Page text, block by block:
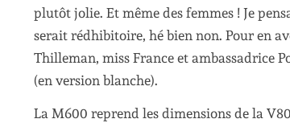
plutôt jolie. Et même des femmes ! Je
serait rédhibitoire, hé bien non. Pour en
Thilleman, miss France et ambassadrice
(en version blanche).
La M600 reprend les dimensions de la